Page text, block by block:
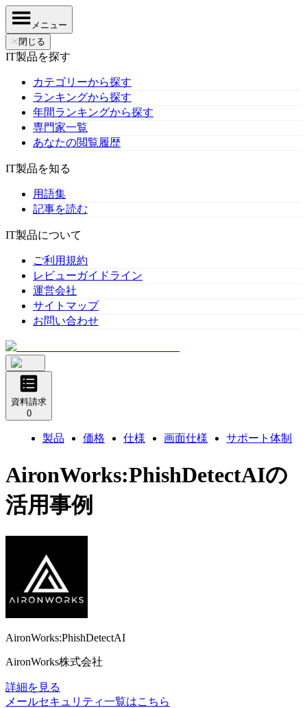
メニュー
✕ 閉じる
IT製品を探す
カテゴリーから探す
ランキングから探す
年間ランキングから探す
専門家一覧
あなたの閲覧履歴
IT製品を知る
用語集
記事を読む
IT製品について
ご利用規約
レビューガイドライン
運営会社
サイトマップ
お問い合わせ
資料請求
0
製品 価格 仕様 画面仕様 サポート体制
AironWorks:PhishDetectAIの
活用事例
AironWorks:PhishDetectAI
AironWorks株式会社
詳細を見る
メールセキュリティ一覧はこちら